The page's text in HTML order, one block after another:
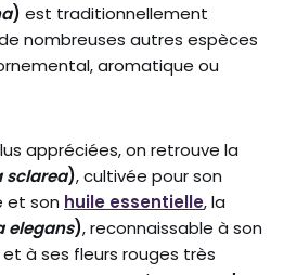
) est traditionnellement
nombreuses autres espèces
aromatique ou
appréciées, on retrouve la
sclarea), cultivée pour son
et son huile essentielle, la
elegans), reconnaissable à son
à ses fleurs rouges très